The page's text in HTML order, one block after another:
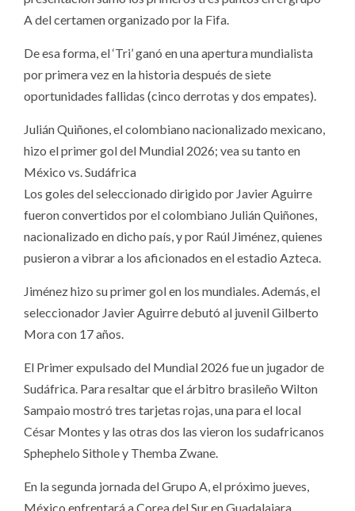
A del certamen organizado por la Fifa.
De esa forma, el ‘Tri’ ganó en una apertura mundialista
por primera vez en la historia después de siete
oportunidades fallidas (cinco derrotas y dos empates).
Julián Quiñones, el colombiano nacionalizado mexicano,
hizo el primer gol del Mundial 2026; vea su tanto en
México vs. Sudáfrica
Los goles del seleccionado dirigido por Javier Aguirre
fueron convertidos por el colombiano Julián Quiñones,
nacionalizado en dicho país, y por Raúl Jiménez, quienes
pusieron a vibrar a los aficionados en el estadio Azteca.
Jiménez hizo su primer gol en los mundiales. Además, el
seleccionador Javier Aguirre debutó al juvenil Gilberto
Mora con 17 años.
El Primer expulsado del Mundial 2026 fue un jugador de
Sudáfrica. Para resaltar que el árbitro brasileño Wilton
Sampaio mostró tres tarjetas rojas, una para el local
César Montes y las otras dos las vieron los sudafricanos
Sphephelo Sithole y Themba Zwane.
En la segunda jornada del Grupo A, el próximo jueves,
México enfrentará a Corea del Sur en Guadalajara.